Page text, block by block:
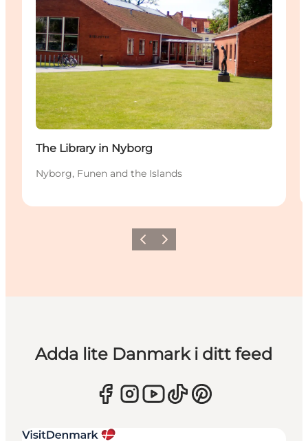
The Library in Nyborg
Nyborg, Funen and the Islands
Föregående
Nästa
Adda lite Danmark i ditt feed